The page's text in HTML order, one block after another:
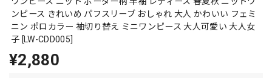
ンピース きれいめ パフスリーブ おしゃれ 大人 かわいい フェミ
ニン ポロカラー 袖切り替え ミニワンピース 大人可愛い 大人女
子 [LW-CDD005]
¥2,880